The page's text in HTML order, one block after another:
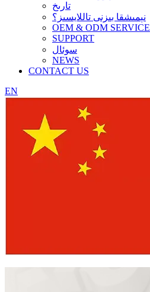
تارىخ
نېمىشقا بىزنى تاللايسىز؟
OEM & ODM SERVICE
SUPPORT
سوئال
NEWS
CONTACT US
EN